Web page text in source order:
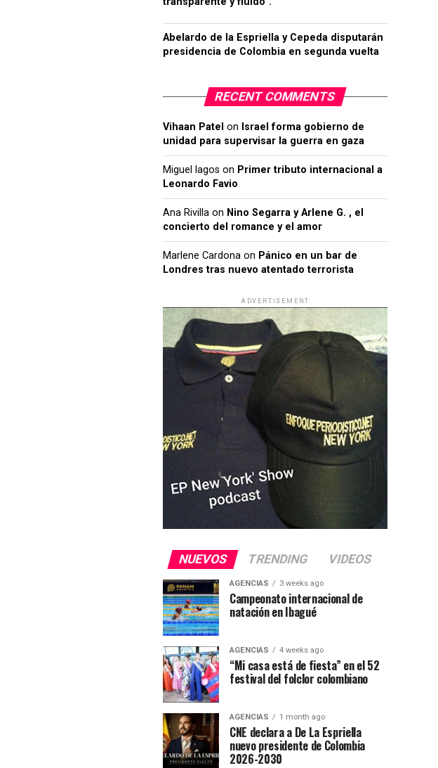
Abelardo de la Espriella y Cepeda disputarán
presidencia de Colombia en segunda vuelta
RECENT COMMENTS
Vihaan Patel on Israel forma gobierno de
unidad para supervisar la guerra en gaza
Miguel lagos on Primer tributo internacional a
Leonardo Favio
Ana Rivilla on Nino Segarra y Arlene G. , el
concierto del romance y el amor
Marlene Cardona on Pánico en un bar de
Londres tras nuevo atentado terrorista
ADVERTISEMENT
NUEVOS TRENDING VIDEOS
AGENCIAS 3 weeks ago
Campeonato internacional de
natación en Ibagué
AGENCIAS 4 weeks ago
“Mi casa está de fiesta” en el 52
festival del folclor colombiano
AGENCIAS 1 month ago
CNE declara a De La Espriella
nuevo presidente de Colombia
2026-2030